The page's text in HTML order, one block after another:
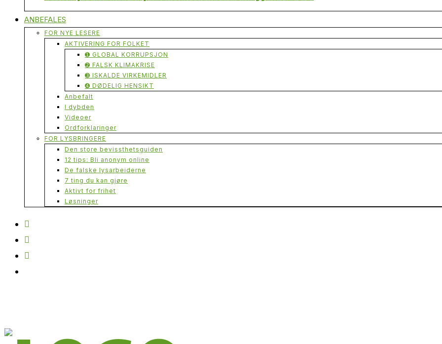
ANBEFALES
FOR NYE LESERE
AKTIVERING FOR FOLKET
➊ GLOBAL KORRUPSJON
➋ FALSK KLIMAKRISE
➌ ISKALDE VIRKEMIDLER
➍ DØDELIG HENSIKT
Anbefalt
I dybden
Videoer
Ordforklaringer
FOR LYSBRINGERE
Den store bevissthetsguiden
12 tips: Bli anonym online
De falske lysarbeiderne
7 ting du kan gjøre
Aktivt for frihet
Løsninger